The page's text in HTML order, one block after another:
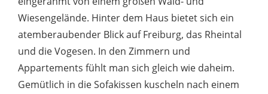
Wiesengelände. Hinter dem Haus bietet sich ein
atemberaubender Blick auf Freiburg, das Rheintal
und die Vogesen. In den Zimmern und
Appartements fühlt man sich gleich wie daheim.
Gemütlich in die Sofakissen kuscheln nach einem